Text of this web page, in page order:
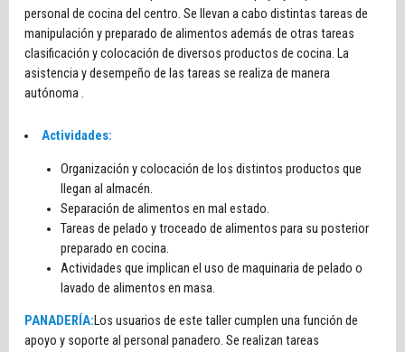
personal de cocina del centro. Se llevan a cabo distintas tareas de
manipulación y preparado de alimentos además de otras tareas
clasificación y colocación de diversos productos de cocina. La
asistencia y desempeño de las tareas se realiza de manera
autónoma .
Actividades:
Organización y colocación de los distintos productos que
llegan al almacén.
Separación de alimentos en mal estado.
Tareas de pelado y troceado de alimentos para su posterior
preparado en cocina.
Actividades que implican el uso de maquinaria de pelado o
lavado de alimentos en masa.
PANADERÍA:Los usuarios de este taller cumplen una función de
apoyo y soporte al personal panadero. Se realizan tareas